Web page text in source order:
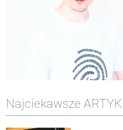
Najciekawsze